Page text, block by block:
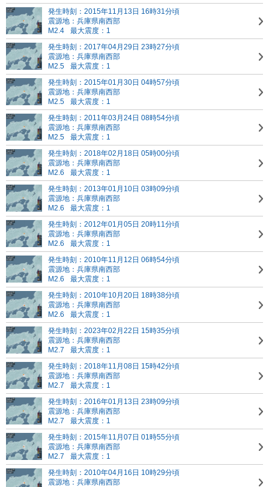
発生時刻：2015年11月13日 16時31分頃
震源地：兵庫県南西部
M2.4
最大震度：1
発生時刻：2017年04月29日 23時27分頃
震源地：兵庫県南西部
M2.5
最大震度：1
発生時刻：2015年01月30日 04時57分頃
震源地：兵庫県南西部
M2.5
最大震度：1
発生時刻：2011年03月24日 08時54分頃
震源地：兵庫県南西部
M2.5
最大震度：1
発生時刻：2018年02月18日 05時00分頃
震源地：兵庫県南西部
M2.6
最大震度：1
発生時刻：2013年01月10日 03時09分頃
震源地：兵庫県南西部
M2.6
最大震度：1
発生時刻：2012年01月05日 20時11分頃
震源地：兵庫県南西部
M2.6
最大震度：1
発生時刻：2010年11月12日 06時54分頃
震源地：兵庫県南西部
M2.6
最大震度：1
発生時刻：2010年10月20日 18時38分頃
震源地：兵庫県南西部
M2.6
最大震度：1
発生時刻：2023年02月22日 15時35分頃
震源地：兵庫県南西部
M2.7
最大震度：1
発生時刻：2018年11月08日 15時42分頃
震源地：兵庫県南西部
M2.7
最大震度：1
発生時刻：2016年01月13日 23時09分頃
震源地：兵庫県南西部
M2.7
最大震度：1
発生時刻：2015年11月07日 01時55分頃
震源地：兵庫県南西部
M2.7
最大震度：1
発生時刻：2010年04月16日 10時29分頃
震源地：兵庫県南西部